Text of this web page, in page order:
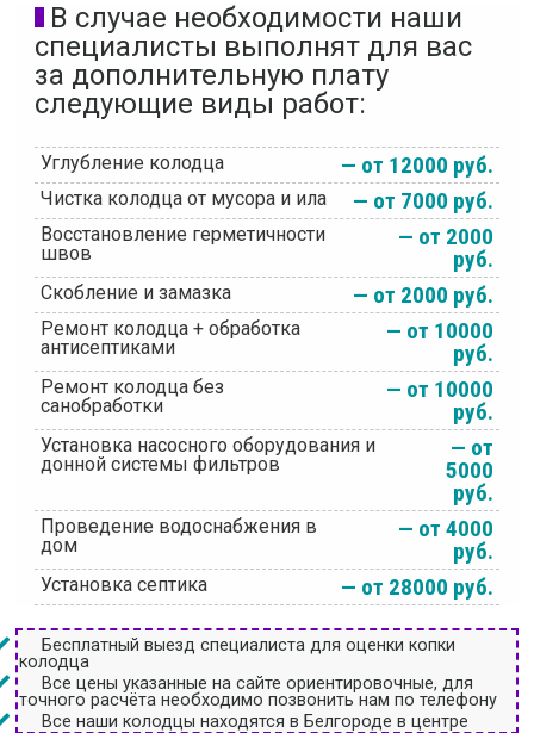
В случае необходимости наши
специалисты выполнят для вас
за дополнительную плату
следующие виды работ:
Углубление колодца — от 12000 руб.
Чистка колодца от мусора и ила — от 7000 руб.
Восстановление герметичности
швов
— от 2000
руб.
Скобление и замазка — от 2000 руб.
Ремонт колодца + обработка
антисептиками
— от 10000
руб.
Ремонт колодца без
санобработки
— от 10000
руб.
Установка насосного оборудования и
донной системы фильтров
— от
5000
руб.
Проведение водоснабжения в
дом
— от 4000
руб.
Установка септика — от 28000 руб.
Бесплатный выезд специалиста для оценки копки
колодца
Все цены указанные на сайте ориентировочные, для
точного расчёта необходимо позвонить нам по телефону
Все наши колодцы находятся в Белгороде в центре